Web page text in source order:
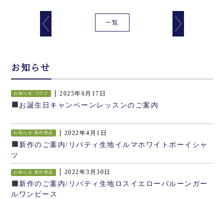
一覧
お知らせ
お知らせ ブログ 2025年6月17日
お誕生日キャンペーンレッスンのご案内
お知らせ 新作商品 2022年4月1日
新作のご案内/リバティ生地イルマホワイトボーイシャ
ツ
お知らせ 新作商品 2022年3月30日
新作のご案内/リバティ生地ロスイエローバルーンガー
ルワンピース